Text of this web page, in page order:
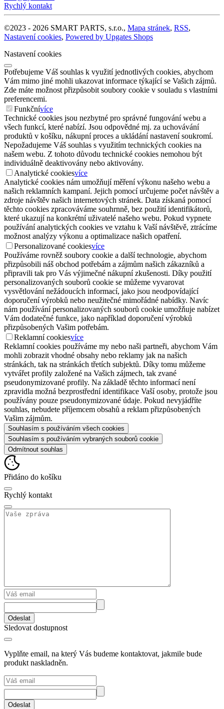
Rychlý kontakt
©2023 - 2026 SMART PARTS, s.r.o., Mapa stránek, RSS,
Nastavení cookies, Powered by Upgates Shops
Nastavení cookies
Potřebujeme Váš souhlas k využití jednotlivých cookies, abychom
Vám mimo jiné mohli ukazovat informace týkající se Vašich zájmů.
Zde máte možnost přizpůsobit soubory cookie v souladu s vlastními
preferencemi.
Funkčnívíce
Technické cookies jsou nezbytné pro správné fungování webu a
všech funkcí, které nabízí. Jsou odpovědné mj. za uchovávání
produktů v košíku, nákupní proces a ukládání nastavení soukromí.
Nepožadujeme Váš souhlas s využitím technických cookies na
našem webu. Z tohoto důvodu technické cookies nemohou být
individuálně deaktivovány nebo aktivovány.
Analytické cookiesvíce
Analytické cookies nám umožňují měření výkonu našeho webu a
našich reklamních kampaní. Jejich pomocí určujeme počet návštěv a
zdroje návštěv našich internetových stránek. Data získaná pomocí
těchto cookies zpracováváme souhrnně, bez použití identifikátorů,
které ukazují na konkrétní uživatelé našeho webu. Pokud vypnete
používání analytických cookies ve vztahu k Vaší návštěvě, ztrácíme
možnost analýzy výkonu a optimalizace našich opatření.
Personalizované cookiesvíce
Používáme rovněž soubory cookie a další technologie, abychom
přizpůsobili náš obchod potřebám a zájmům našich zákazníků a
připravili tak pro Vás výjimečné nákupní zkušenosti. Díky použití
personalizovaných souborů cookie se můžeme vyvarovat
vysvětlování nežádoucích informací, jako jsou neodpovídající
doporučení výrobků nebo neužitečné mimořádné nabídky. Navíc
nám používání personalizovaných souborů cookie umožňuje nabízet
Vám dodatečné funkce, jako například doporučení výrobků
přizpůsobených Vašim potřebám.
Reklamní cookiesvíce
Reklamní cookies používáme my nebo naši partneři, abychom Vám
mohli zobrazit vhodné obsahy nebo reklamy jak na našich
stránkách, tak na stránkách třetích subjektů. Díky tomu můžeme
vytvářet profily založené na Vašich zájmech, tak zvané
pseudonymizované profily. Na základě těchto informací není
zpravidla možná bezprostřední identifikace Vaší osoby, protože jsou
používány pouze pseudonymizované údaje. Pokud nevyjádříte
souhlas, nebudete příjemcem obsahů a reklam přizpůsobených
Vašim zájmům.
Souhlasím s používáním všech cookies
Souhlasím s používáním vybraných souborů cookie
Odmítnout souhlas
Přidáno do košíku
Rychlý kontakt
Odeslat
Sledovat dostupnost
Vyplňte email, na který Vás budeme kontaktovat, jakmile bude
produkt naskladněn.
Odeslat